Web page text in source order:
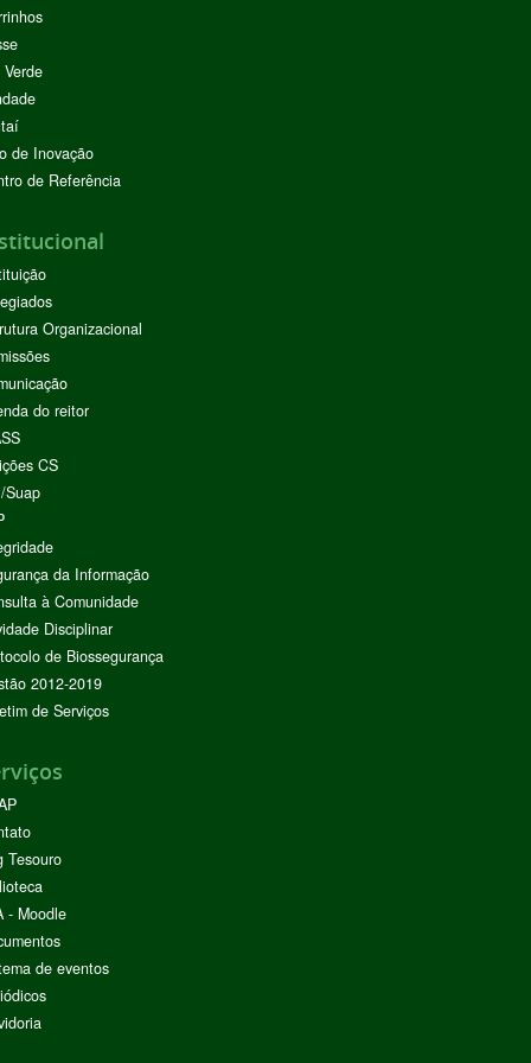
de Inovação
de Referência
Organizacional
do reitor
CS
Suap
da Informação
à Comunidade
Disciplinar
de Biossegurança
2012-2019
de Serviços
Tesouro
- Moodle
de eventos